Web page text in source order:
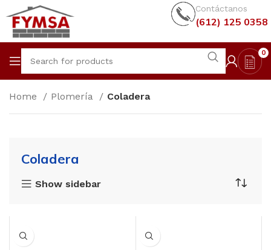
Contáctanos
(612) 125 0358
0
Home Plomería Coladera
Coladera
Show sidebar